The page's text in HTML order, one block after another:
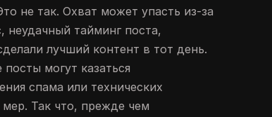
не так. Охват может упасть из-за
неудачный тайминг поста,
лучший контент в тот день.
могут казаться
спама или технических
Так что, прежде чем